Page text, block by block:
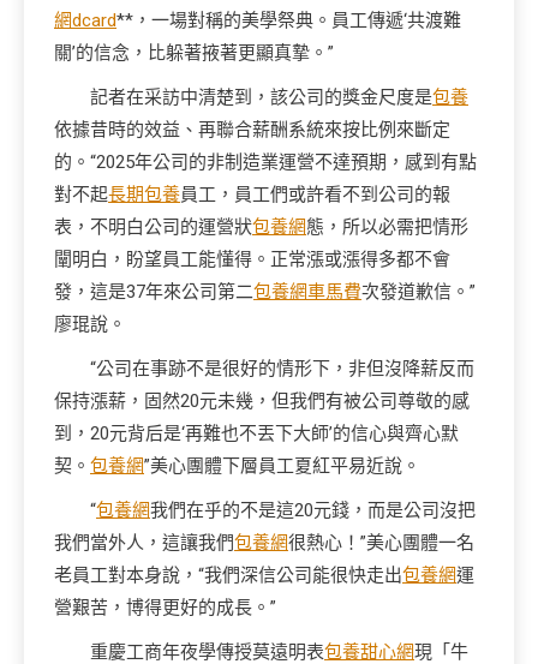
網dcard**，一場對稱的美學祭典。員工傳遞‘共渡難
關’的信念，比躲著掖著更顯真摯。”
記者在采訪中清楚到，該公司的獎金尺度是包養
依據昔時的效益、再聯合薪酬系統來按比例來斷定
的。“2025年公司的非制造業運營不達預期，感到有點
對不起長期包養員工，員工們或許看不到公司的報
表，不明白公司的運營狀包養網態，所以必需把情形
闡明白，盼望員工能懂得。正常漲或漲得多都不會
發，這是37年來公司第二包養網車馬費次發道歉信。”
廖琨說。
“公司在事跡不是很好的情形下，非但沒降薪反而
保持漲薪，固然20元未幾，但我們有被公司尊敬的感
到，20元背后是‘再難也不丟下大師’的信心與齊心默
契。 包養網”美心團體下層員工夏紅平易近說。
“包養網我們在乎的不是這20元錢，而是公司沒把
我們當外人，這讓我們包養網很熱心！”美心團體一名
老員工對本身說，“我們深信公司能很快走出包養網運
營艱苦，博得更好的成長。”
重慶工商年夜學傳授莫遠明表包養甜心網現「牛